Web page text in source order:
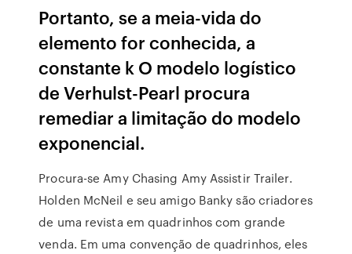
Portanto, se a meia-vida do
elemento for conhecida, a
constante k O modelo logístico
de Verhulst-Pearl procura
remediar a limitação do modelo
exponencial.
Procura-se Amy Chasing Amy Assistir Trailer.
Holden McNeil e seu amigo Banky são criadores
de uma revista em quadrinhos com grande
venda. Em uma convenção de quadrinhos, eles